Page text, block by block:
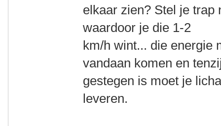
elkaar zien? Stel je trap
waardoor je die 1-2
km/h wint... die energie
vandaan komen en
gestegen is moet je
leveren.